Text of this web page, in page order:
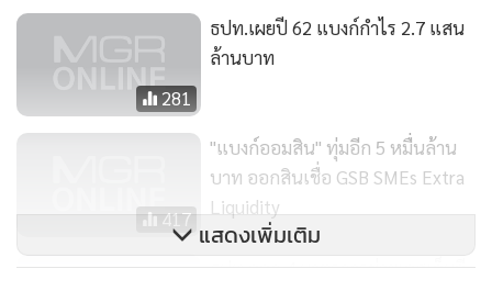
ไตรมาส 2/2563 ลดลงตามขนาดของสินเชื่อที่เข้าร่วมโครงการ
ยกตัวอย่างเช่น การเลื่อนกำหนดชำระหนี้ทั้งเงินต้นและดอกเบี้ย
ออกไปเป็นการทั่วไปสำหรับ SMEs ที่เป็นลูกหนี้ปกติที่มีวงเงิน
สินเชื่อไม่เกิน 100 ล้านบาท จะมีผลกระทบต่อรายได้ดอกเบี้ยไม่
น้อยกว่า 1 ใน 4 ของรายได้ดอกเบี้ยรับเฉลี่ยในแต่ละไตรมาส
นอกจากนี้ ยังมีผลจากการพักชำระหนี้จากพอร์ตสินเชื่ออื่นๆ
และรายได้ดอกเบี้ยรับที่จะต่ำลงจากการปล่อย Soft Loan ตาม
โครงการที่ร่วมมือกับภาครัฐ นั่นหมายความว่า แม้สินเชื่ออาจจะ
ยังไม่หดตัวในระยะอันใกล้ แต่ก็จะไม่สร้างรายได้ดอกเบี้ยรับตาม
281
ธปท.เผยปี 62 แบงก์กำไร 2.7 แสน
ล้านบาท
417
"แบงก์ออมสิน" ทุ่มอีก 5 หมื่นล้าน
บาท ออกสินเชื่อ GSB SMEs Extra
Liquidity
ธปท.ออก 4 มาตรการช่วยเอสเอ็มอี
แสดงเพิ่มเติม